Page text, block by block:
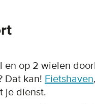
en op 2 wielen
Dat kan! Fietshaven,
je dienst.